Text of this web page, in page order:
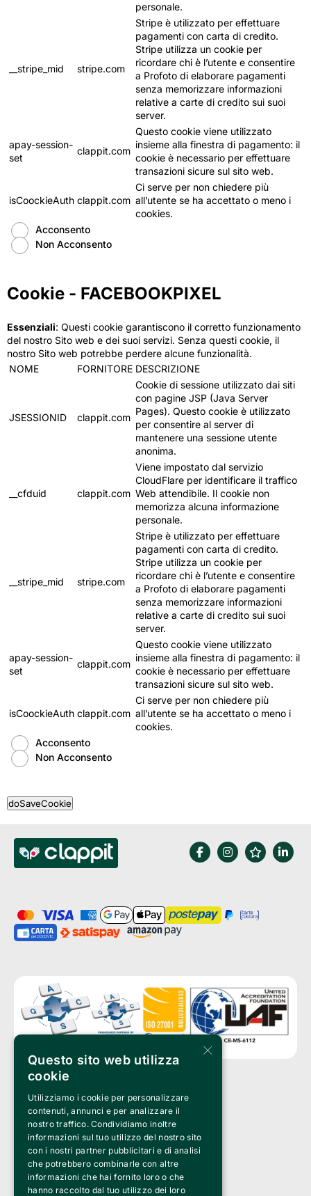
personale.
__stripe_mid stripe.com
Stripe è utilizzato per effettuare
pagamenti con carta di credito.
Stripe utilizza un cookie per
ricordare chi è l’utente e consentire
a Profoto di elaborare pagamenti
senza memorizzare informazioni
relative a carte di credito sui suoi
server.
apay-session-
set
clappit.com
Questo cookie viene utilizzato
insieme alla finestra di pagamento: il
cookie è necessario per effettuare
transazioni sicure sul sito web.
isCoockieAuth clappit.com
Ci serve per non chiedere più
all’utente se ha accettato o meno i
cookies.
Acconsento
Non Acconsento
Cookie - FACEBOOKPIXEL
Essenziali: Questi cookie garantiscono il corretto funzionamento
del nostro Sito web e dei suoi servizi. Senza questi cookie, il
nostro Sito web potrebbe perdere alcune funzionalità.
NOME
FORNITORE DESCRIZIONE
JSESSIONID clappit.com
Cookie di sessione utilizzato dai siti
con pagine JSP (Java Server
Pages). Questo cookie è utilizzato
per consentire al server di
mantenere una sessione utente
anonima.
__cfduid clappit.com
Viene impostato dal servizio
CloudFlare per identificare il traffico
Web attendibile. Il cookie non
memorizza alcuna informazione
personale.
__stripe_mid stripe.com
Stripe è utilizzato per effettuare
pagamenti con carta di credito.
Stripe utilizza un cookie per
ricordare chi è l’utente e consentire
a Profoto di elaborare pagamenti
senza memorizzare informazioni
relative a carte di credito sui suoi
server.
apay-session-
set
clappit.com
Questo cookie viene utilizzato
insieme alla finestra di pagamento: il
cookie è necessario per effettuare
transazioni sicure sul sito web.
isCoockieAuth clappit.com
Ci serve per non chiedere più
all’utente se ha accettato o meno i
cookies.
Acconsento
Non Acconsento
Clappit è un marchio di proprietà di:
Bemils Srl
a Socio Unico
Via Fosse Ardeatine, 4 -20092 Cinisello Balsamo (MI)
PI 05589050961
Iscr. C.C.I.A.A. Milano R.E.A. 1833471
© 2010-2025 Bemils Srl - Tutti i diritti riservati
Credits:
×
Questo sito web utilizza
cookie
Utilizziamo i cookie per personalizzare
contenuti, annunci e per analizzare il
nostro traffico. Condividiamo inoltre
informazioni sul tuo utilizzo del nostro sito
con i nostri partner pubblicitari e di analisi
che potrebbero combinarle con altre
informazioni che hai fornito loro o che
hanno raccolto dal tuo utilizzo dei loro